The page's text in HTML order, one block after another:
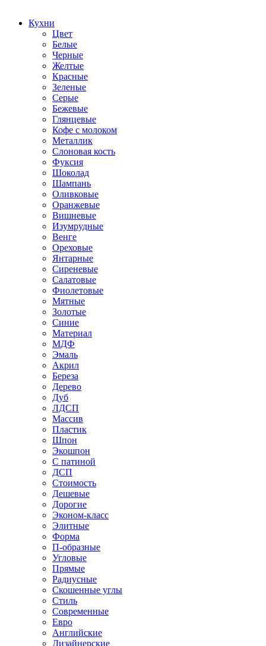
Кухни
Цвет
Белые
Черные
Желтые
Красные
Зеленые
Серые
Бежевые
Глянцевые
Кофе с молоком
Металлик
Слоновая кость
Фуксия
Шоколад
Шампань
Оливковые
Оранжевые
Вишневые
Изумрудные
Венге
Ореховые
Янтарные
Сиреневые
Салатовые
Фиолетовые
Мятные
Золотые
Синие
Материал
МДФ
Эмаль
Акрил
Береза
Дерево
Дуб
ЛДСП
Массив
Пластик
Шпон
Экошпон
С патиной
ДСП
Стоимость
Дешевые
Дорогие
Эконом-класс
Элитные
Форма
П-образные
Угловые
Прямые
Радиусные
Скошенные углы
Стиль
Современные
Евро
Английские
Дизайнерские